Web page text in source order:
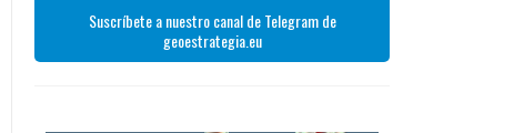
Suscríbete a nuestro canal de Telegram de
geoestrategia.eu